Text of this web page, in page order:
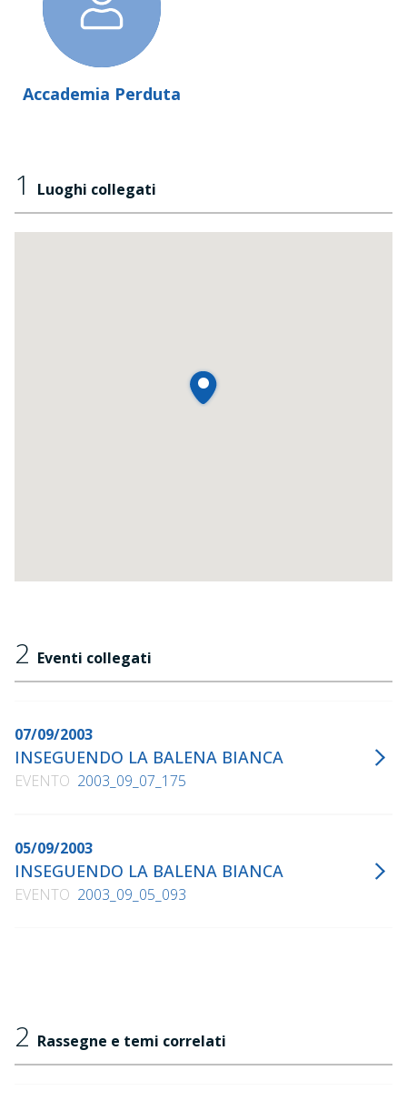
Accademia Perduta
1 Luoghi collegati
2 Eventi collegati
07/09/2003
INSEGUENDO LA BALENA BIANCA
EVENTO 2003_09_07_175
05/09/2003
INSEGUENDO LA BALENA BIANCA
EVENTO 2003_09_05_093
2 Rassegne e temi correlati